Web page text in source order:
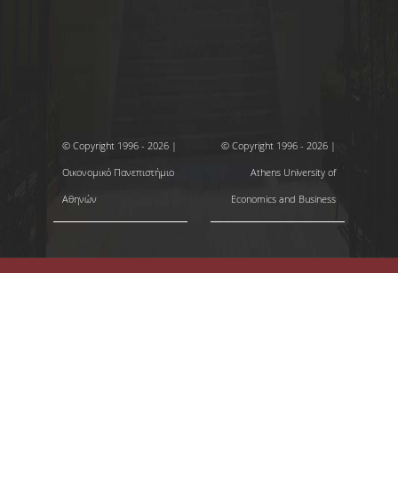
© Copyright 1996 - 2026 |
Οικονομικό Πανεπιστήμιο
Αθηνών
© Copyright 1996 - 2026 |
Athens University of
Economics and Business